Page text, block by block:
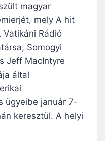
magyar
mely A hit
Vatikáni Rádió
Somogyi
Jeff MacIntyre
által
ügyeibe január 7-
keresztül. A helyi